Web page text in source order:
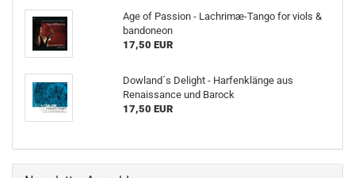
Age of Passion - Lachrimæ-Tango for viols &
bandoneon
17,50 EUR
Dowland´s Delight - Harfenklänge aus
Renaissance und Barock
17,50 EUR